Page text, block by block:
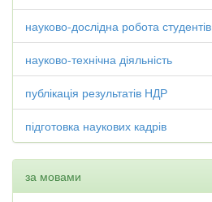
науково-дослідна робота студентів
науково-технічна діяльність
публікація результатів НДР
підготовка наукових кадрів
за мовами